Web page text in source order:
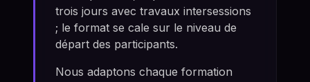
trois jours avec travaux intersessions
; le format se cale sur le niveau de
départ des participants.
Nous adaptons chaque formation